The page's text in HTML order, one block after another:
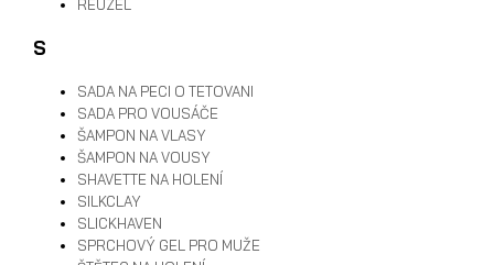
REUZEL
S
SADA NA PECI O TETOVANI
SADA PRO VOUSÁČE
ŠAMPON NA VLASY
ŠAMPON NA VOUSY
SHAVETTE NA HOLENÍ
SILKCLAY
SLICKHAVEN
SPRCHOVÝ GEL PRO MUŽE